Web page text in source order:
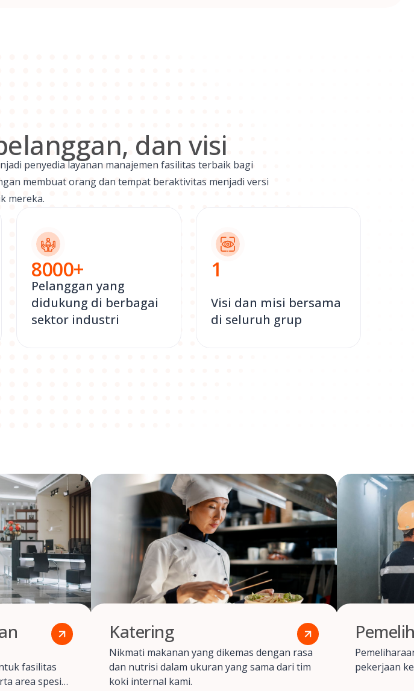
dan visi
penyedia layanan manajemen fasilitas terbaik bagi
membuat orang dan tempat beraktivitas menjadi versi
mereka.
8000+
Pelanggan yang
didukung di berbagai
sektor industri
1
Visi dan misi bersama
di seluruh grup
fasilitas
area spesifik
Katering
Nikmati makanan yang dikemas dengan rasa
dan nutrisi dalam ukuran yang sama dari tim
koki internal kami.
pekerjaan